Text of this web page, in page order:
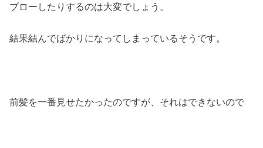
ブローしたりするのは大変でしょう。
結果結んでばかりになってしまっているそうです。
前髪を一番見せたかったのですが、それはできないので